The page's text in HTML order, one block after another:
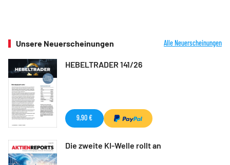
Unsere Neuerscheinungen Alle Neuerscheinungen
HEBELTRADER 141/26
9,90 €
Die zweite KI-Welle rollt an